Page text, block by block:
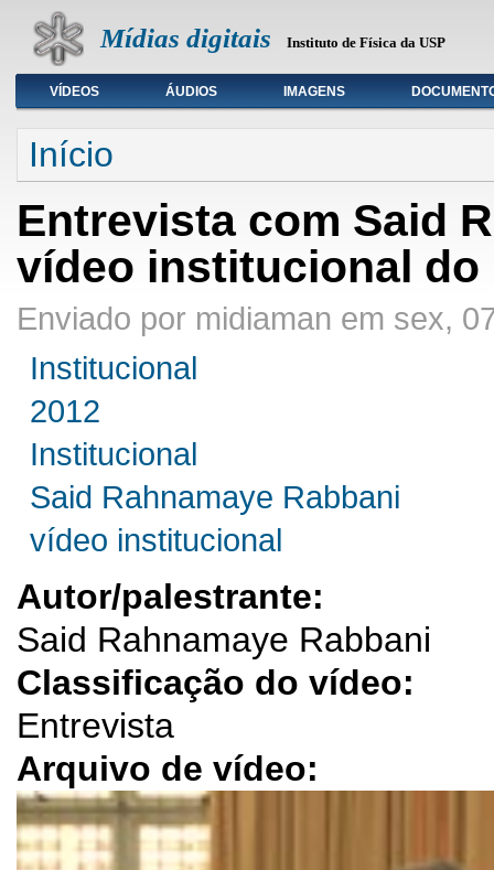
Mídias digitais Instituto de Física da USP
Seleção de tipo de mídia
VÍDEOS ÁUDIOS IMAGENS
Início
Entrevista com Said
vídeo institucional do
Enviado por midiaman em sex,
Institucional
2012
Institucional
Said Rahnamaye Rabbani
vídeo institucional
Autor/palestrante:
Said Rahnamaye Rabbani
Classificação do vídeo:
Entrevista
Arquivo de vídeo: